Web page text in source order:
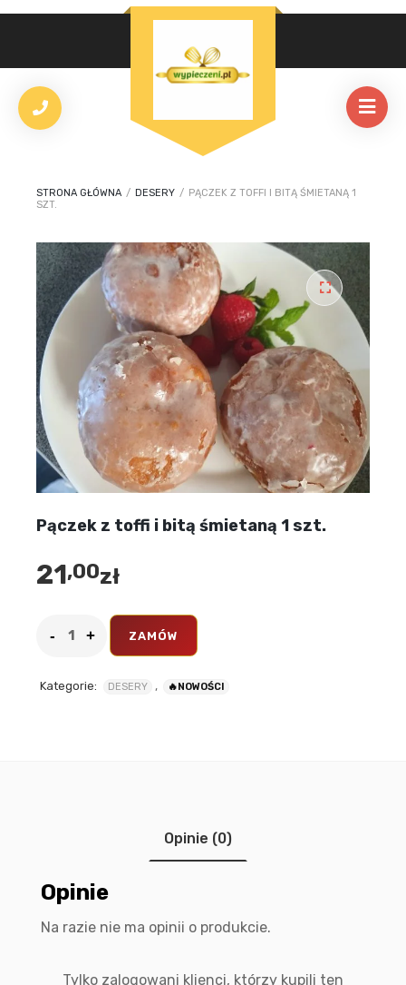
STRONA GŁÓWNA / DESERY / PĄCZEK Z TOFFI I BITĄ ŚMIETANĄ 1
SZT.
Pączek z toffi i bitą śmietaną 1 szt.
21,00zł
ZAMÓW
Kategorie: DESERY , 🔥NOWOŚCI
Opinie (0)
Opinie
Na razie nie ma opinii o produkcie.
Tylko zalogowani klienci, którzy kupili ten